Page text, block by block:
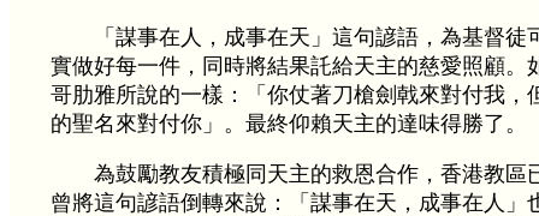
「謀事在人，成事在天」這句諺語，為基督
實做好每一件，同時將結果託給天主的慈愛照顧。
哥肋雅所說的一樣：「你仗著刀槍劍戟來對付我
的聖名來對付你」。最終仰賴天主的達味得勝了。
為鼓勵教友積極同天主的救恩合作，香港教區
曾將這句諺語倒轉來說：「謀事在天，成事在人